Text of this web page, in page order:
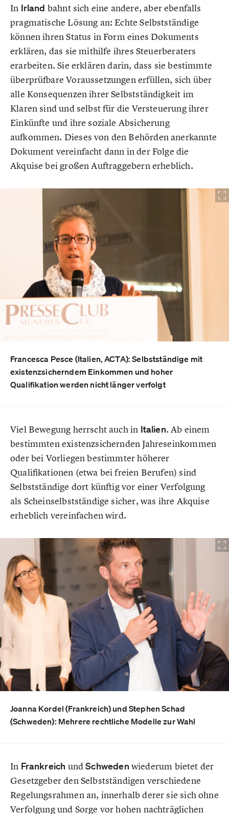
In Irland bahnt sich eine andere, aber ebenfalls
pragmatische Lösung an: Echte Selbstständige
können ihren Status in Form eines Dokuments
erklären, das sie mithilfe ihres Steuerberaters
erarbeiten. Sie erklären darin, dass sie bestimmte
überprüfbare Voraussetzungen erfüllen, sich über
alle Konsequenzen ihrer Selbstständigkeit im
Klaren sind und selbst für die Versteuerung ihrer
Einkünfte und ihre soziale Absicherung
aufkommen. Dieses von den Behörden anerkannte
Dokument vereinfacht dann in der Folge die
Akquise bei großen Auftraggebern erheblich.
Francesca Pesce (Italien, ACTA): Selbstständige mit
existenzsicherndem Einkommen und hoher
Qualifikation werden nicht länger verfolgt
Viel Bewegung herrscht auch in Italien. Ab einem
bestimmten existenzsichernden Jahreseinkommen
oder bei Vorliegen bestimmter höherer
Qualifikationen (etwa bei freien Berufen) sind
Selbstständige dort künftig vor einer Verfolgung
als Scheinselbstständige sicher, was ihre Akquise
erheblich vereinfachen wird.
Joanna Kordel (Frankreich) und Stephen Schad
(Schweden): Mehrere rechtliche Modelle zur Wahl
In Frankreich undSchweden wiederum bietet der
Gesetzgeber den Selbstständigen verschiedene
Regelungsrahmen an, innerhalb derer sie sich ohne
Verfolgung und Sorge vor hohen nachträglichen